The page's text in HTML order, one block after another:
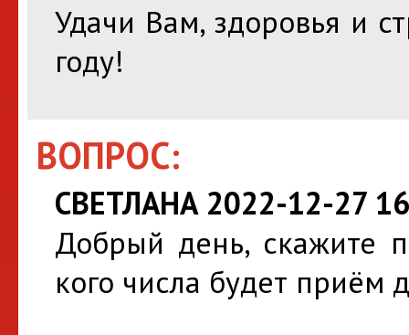
Удачи Вам, здоровья и
году!
ВОПРОС:
СВЕТЛАНА 2022-12-27
Добрый день, скажите
кого числа будет приём